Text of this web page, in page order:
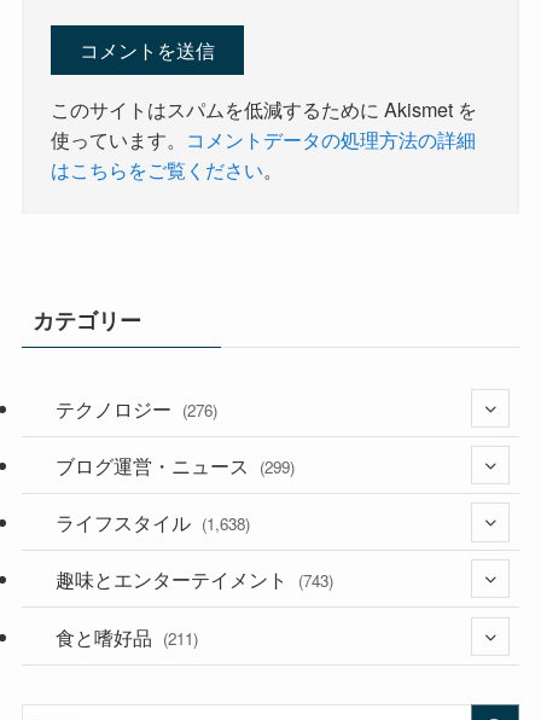
このサイトはスパムを低減するために Akismet を
使っています。 コメントデータの処理方法の詳細
はこちらをご覧ください。
カテゴリー
テクノロジー (276)
(36)
(187)
ブログ運営・ニュース (299)
(118)
(181)
ライフスタイル (1,638)
(394)
(282)
趣味とエンターテイメント (743)
(56)
食と嗜好品 (211)